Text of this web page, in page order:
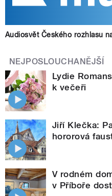
Audiosvět Českého rozhlasu
NEJPOSLOUCHANĚJŠÍ
Lydie
k večeři
Jiří Klečka:
hororová
V rodném
v Příboře